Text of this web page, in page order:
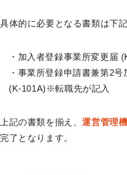
具体的に必要となる書類は下
・加入者登録事業所変更届
・事業所登録申請書兼第2
(K-101A)※転職先が記入
上記の書類を揃え、運営管理
完了となります。